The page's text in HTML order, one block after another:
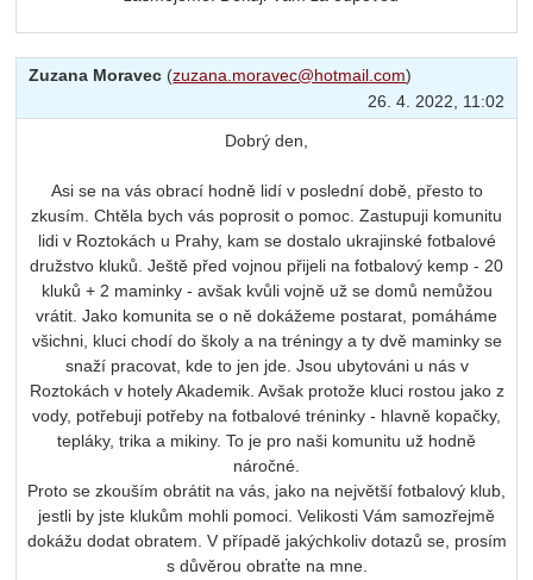
Zuzana Moravec (zuzana.moravec@hotmail.com)
26. 4. 2022, 11:02
Dobrý den,
Asi se na vás obrací hodně lidí v poslední době, přesto to
zkusím. Chtěla bych vás poprosit o pomoc. Zastupuji komunitu
lidi v Roztokách u Prahy, kam se dostalo ukrajinské fotbalové
družstvo kluků. Ještě před vojnou přijeli na fotbalový kemp - 20
kluků + 2 maminky - avšak kvůli vojně už se domů nemůžou
vrátit. Jako komunita se o ně dokážeme postarat, pomáháme
všichni, kluci chodí do školy a na tréningy a ty dvě maminky se
snaží pracovat, kde to jen jde. Jsou ubytováni u nás v
Roztokách v hotely Akademik. Avšak protože kluci rostou jako z
vody, potřebuji potřeby na fotbalové tréninky - hlavně kopačky,
tepláky, trika a mikiny. To je pro naši komunitu už hodně
náročné.
Proto se zkouším obrátit na vás, jako na největší fotbalový klub,
jestli by jste klukům mohli pomoci. Velikosti Vám samozřejmě
dokážu dodat obratem. V případě jakýchkoliv dotazů se, prosím
s důvěrou obraťte na mne.